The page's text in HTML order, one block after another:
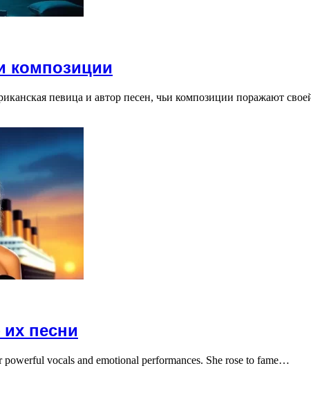
композиции
певица и автор песен, чьи композиции поражают
песни
vocals and emotional performances. She rose to fame…